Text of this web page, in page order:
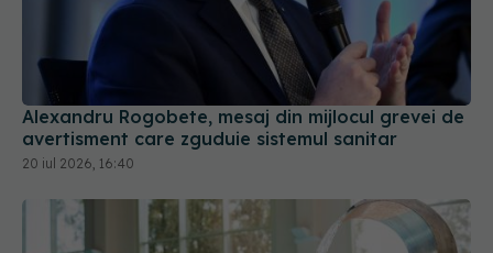
Alexandru Rogobete, mesaj din mijlocul grevei de
avertisment care zguduie sistemul sanitar
20 iul 2026, 16:40